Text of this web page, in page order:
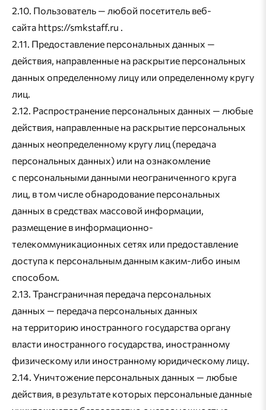
2.10. Пользователь — любой посетитель веб-
сайта https://smkstaff.ru .
2.11. Предоставление персональных данных —
действия, направленные на раскрытие персональных
данных определенному лицу или определенному кругу
лиц.
2.12. Распространение персональных данных — любые
действия, направленные на раскрытие персональных
данных неопределенному кругу лиц (передача
персональных данных) или на ознакомление
с персональными данными неограниченного круга
лиц, в том числе обнародование персональных
данных в средствах массовой информации,
размещение в информационно-
телекоммуникационных сетях или предоставление
доступа к персональным данным каким-либо иным
способом.
2.13. Трансграничная передача персональных
данных — передача персональных данных
на территорию иностранного государства органу
власти иностранного государства, иностранному
физическому или иностранному юридическому лицу.
2.14. Уничтожение персональных данных — любые
действия, в результате которых персональные данные